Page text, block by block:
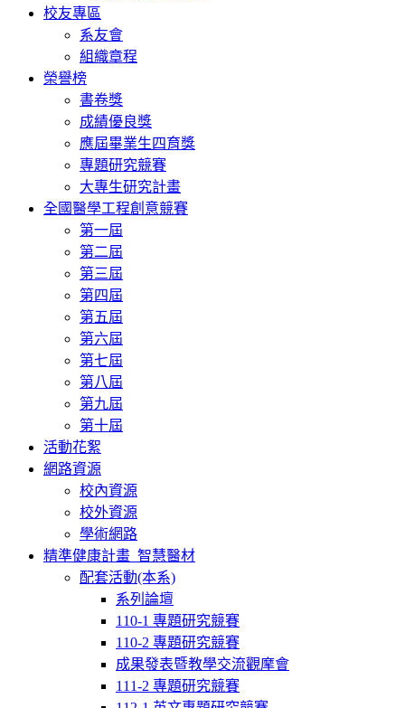
校友專區
系友會
組織章程
榮譽榜
書卷獎
成績優良獎
應屆畢業生四育獎
專題研究競賽
大專生研究計畫
全國醫學工程創意競賽
第一屆
第二屆
第三屆
第四屆
第五屆
第六屆
第七屆
第八屆
第九屆
第十屆
活動花絮
網路資源
校內資源
校外資源
學術網路
精準健康計畫_智慧醫材
配套活動(本系)
系列論壇
110-1 專題研究競賽
110-2 專題研究競賽
成果發表暨教學交流觀摩會
111-2 專題研究競賽